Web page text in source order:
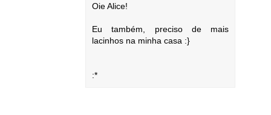
Oie Alice!
Eu também, preciso de mais
lacinhos na minha casa :}
:*